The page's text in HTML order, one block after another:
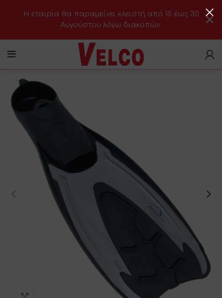
H εταιρία θα παραμείνει κλειστή από 15 έως 30
Αυγούστου λόγω διακοπών.